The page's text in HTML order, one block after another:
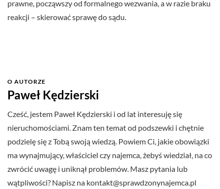
prawne, począwszy od formalnego wezwania, a w razie braku
reakcji – skierować sprawę do sądu.
O AUTORZE
Paweł Kędzierski
Cześć, jestem Paweł Kędzierski i od lat interesuję się
nieruchomościami. Znam ten temat od podszewki i chętnie
podzielę się z Tobą swoją wiedzą. Powiem Ci, jakie obowiązki
ma wynajmujący, właściciel czy najemca, żebyś wiedział, na co
zwrócić uwagę i uniknął problemów. Masz pytania lub
wątpliwości? Napisz na kontakt@sprawdzonynajemca.pl